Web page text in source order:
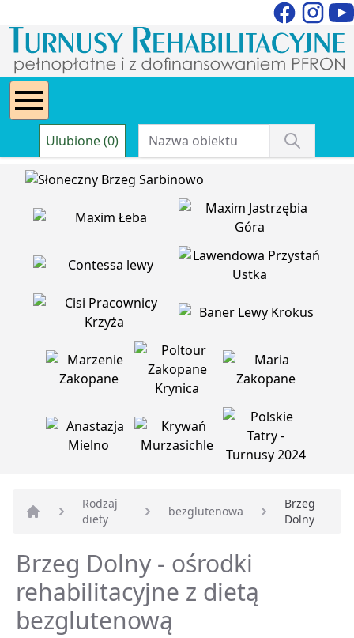
Ulubione (0)
Strona główna
Rodzaj
diety
bezglutenowa
Brzeg
Dolny
Brzeg Dolny - ośrodki
rehabilitacyjne z dietą
bezglutenową